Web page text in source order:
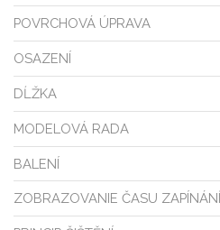
POVRCHOVÁ ÚPRAVA
OSAZENÍ
DĹŽKA
MODELOVÁ RADA
BALENÍ
ZOBRAZOVANIE ČASU ZAPÍNÁNÍ